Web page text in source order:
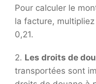
Pour calculer le
la facture,
0,21.
2. Les droits de
transportées sont